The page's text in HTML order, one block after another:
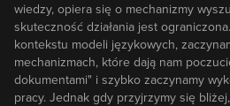
wiedzy, opiera się o mechanizmy
skuteczność działania jest
kontekstu modeli językowych,
mechanizmach, które dają nam
dokumentami" i szybko zaczynamy
pracy. Jednak gdy przyjrzymy się